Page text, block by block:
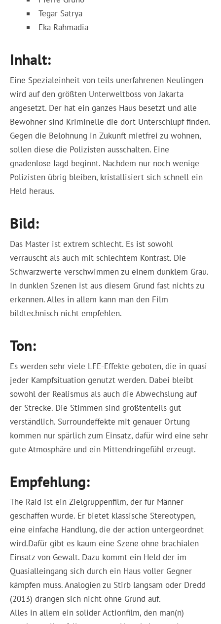
Tegar Satrya
Eka Rahmadia
Inhalt:
Eine Spezialeinheit von teils unerfahrenen Neulingen
wird auf den größten Unterweltboss von Jakarta
angesetzt. Der hat ein ganzes Haus besetzt und alle
Bewohner sind Kriminelle die dort Unterschlupf finden.
Gegen die Belohnung in Zukunft mietfrei zu wohnen,
sollen diese die Polizisten ausschalten. Eine
gnadenlose Jagd beginnt. Nachdem nur noch wenige
Polizisten übrig bleiben, kristallisiert sich schnell ein
Held heraus.
Bild:
Das Master ist extrem schlecht. Es ist sowohl
verrauscht als auch mit schlechtem Kontrast. Die
Schwarzwerte verschwimmen zu einem dunklem Grau.
In dunklen Szenen ist aus diesem Grund fast nichts zu
erkennen. Alles in allem kann man den Film
bildtechnisch nicht empfehlen.
Ton:
Es werden sehr viele LFE-Effekte geboten, die in quasi
jeder Kampfsituation genutzt werden. Dabei bleibt
sowohl der Realismus als auch die Abwechslung auf
der Strecke. Die Stimmen sind größtenteils gut
verständlich. Surroundeffekte mit genauer Ortung
kommen nur spärlich zum Einsatz, dafür wird eine sehr
gute Atmosphäre und ein Mittendringefühl erzeugt.
Empfehlung:
The Raid ist ein Zielgruppenfilm, der für Männer
geschaffen wurde. Er bietet klassische Stereotypen,
eine einfache Handlung, die der action untergeordnet
wird.Dafür gibt es kaum eine Szene ohne brachialen
Einsatz von Gewalt. Dazu kommt ein Held der im
Quasialleingang sich durch ein Haus voller Gegner
kämpfen muss. Analogien zu Stirb langsam oder Dredd
(2013) drängen sich nicht ohne Grund auf.
Alles in allem ein solider Actionfilm, den man(n)